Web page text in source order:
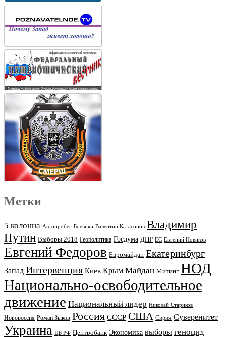
Метки
5 колонна Автопробег Боевики Валентин Катасонов Владимир
Путин Выборы 2018 Геополитика Госдума ДНР ЕС Евгений Новиков
Евгений Федоров Евромайдан Екатеринбург
Запад Интервенция Киев Крым Майдан Митинг НОД
Национально-освободительное
движение Национальный лидер Николай Стариков
Новороссия Роман Зыков Россия СССР США Сирия Суверенитет
Украина ЦБ РФ Центробанк Экономика выборы геноцид